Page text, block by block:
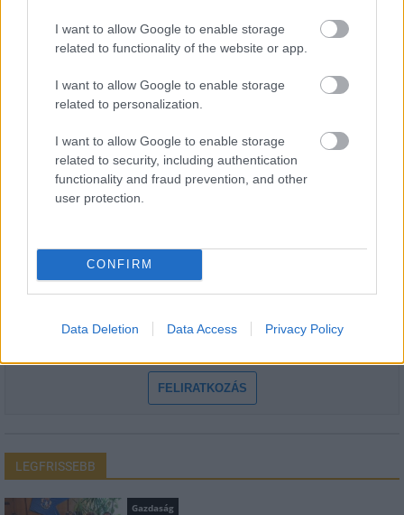
I want to allow Google to enable storage
related to functionality of the website or app.
I want to allow Google to enable storage
related to personalization.
I want to allow Google to enable storage
related to security, including authentication
functionality and fraud prevention, and other
user protection.
CONFIRM
Data Deletion Data Access Privacy Policy
Hódmezővásárhely jó hírű református
iskoláját
HÍRLEVÉL
Feliratkozom a hírlevélre és elfogadom azadatvédelmi
FELIRATKOZÁS
LEGFRISSEBB
Gazdaság